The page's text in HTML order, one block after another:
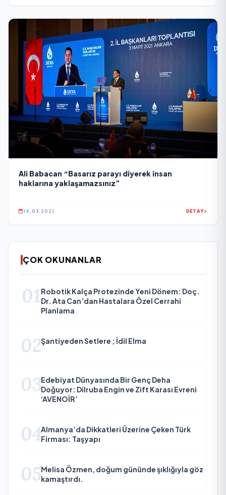
Ali Babacan “Basarız parayı diyerek insan
haklarına yaklaşamazsınız”
14.03.2021 DETAY
ÇOK OKUNANLAR
01 Robotik Kalça Protezinde Yeni Dönem: Doç.
Dr. Ata Can’dan Hastalara Özel Cerrahi
Planlama
02Şantiyeden Setlere ; İdil Elma
03Edebiyat Dünyasında Bir Genç Deha
Doğuyor: Dilruba Engin ve Zift Karası Evreni
‘AVENOİR’
04Almanya’da Dikkatleri Üzerine Çeken Türk
Firması: Taşyapı
05Melisa Özmen, doğum gününde şıklığıyla göz
kamaştırdı.